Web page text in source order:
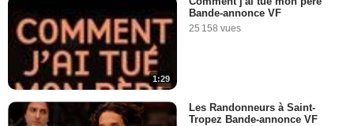
1:29
Bande-annonce VF
25 158 vues
Les Randonneurs à Saint-
Tropez Bande-annonce VF